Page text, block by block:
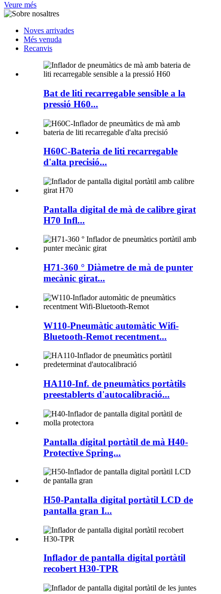
Veure més
Noves arrivades
Més venuda
Recanvis
Bat de liti recarregable sensible a la
pressió H60...
H60C-Bateria de liti recarregable
d'alta precisió...
Pantalla digital de mà de calibre girat
H70 Infl...
H71-360 ° Diàmetre de mà de punter
mecànic girat...
W110-Pneumàtic automàtic Wifi-
Bluetooth-Remot recentment...
HA110-Inf. de pneumàtics portàtils
preestablerts d'autocalibració...
Pantalla digital portàtil de mà H40-
Protective Spring...
H50-Pantalla digital portàtil LCD de
pantalla gran I...
Inflador de pantalla digital portàtil
recobert H30-TPR